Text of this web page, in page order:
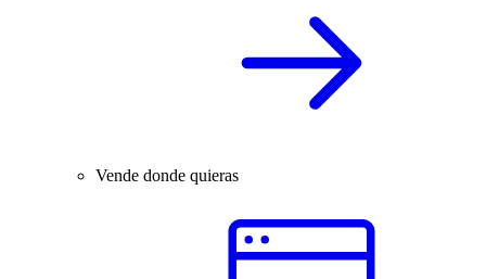
Vende donde quieras